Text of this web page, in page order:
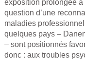
exposition prolongée
question d’une
maladies
quelques pays –
– sont positionnés
donc : aux troubles